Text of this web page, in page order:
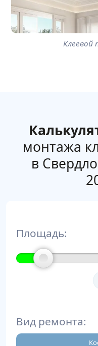
Клеевой
монтажа
в
Площадь:
Вид ремонта: